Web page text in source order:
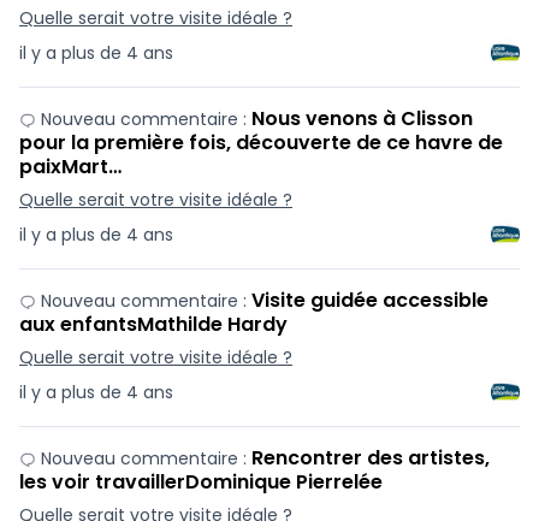
il y a plus de 4 ans
Quelle serait votre visite idéale ?
il y a plus de 4 ans
Nouveau commentaire : Nous venons à Clisson
pour la première fois, découverte de ce havre de
paixMart…
Quelle serait votre visite idéale ?
il y a plus de 4 ans
Nouveau commentaire : Visite guidée accessible
aux enfantsMathilde Hardy
Quelle serait votre visite idéale ?
Nouveau commentaire : Rencontrer des artistes,
les voir travaillerDominique Pierrelée
Quelle serait votre visite idéale ?